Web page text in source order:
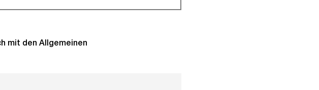
mit den Allgemeinen